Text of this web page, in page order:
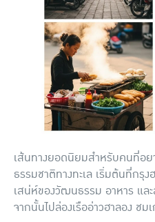
เส้นทางยอดนิยมสำหรับคนที่อย
ธรรมชาติทางทะเล เริ่มต้นที่กรุ
เสน่ห์ของวัฒนธรรม อาหาร แ
จากนั้นไปล่องเรืออ่าวฮาลอง ชม